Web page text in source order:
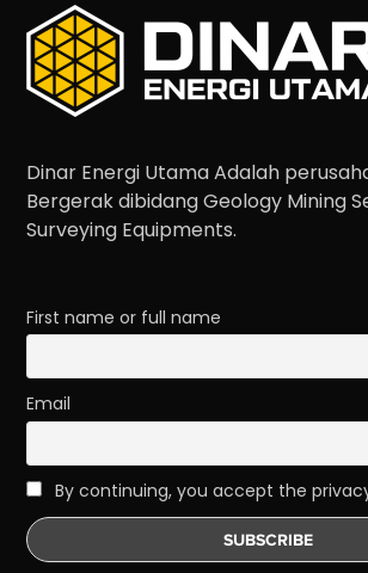
Dinar Energi Utama Adalah
Bergerak dibidang Geology Mining
Surveying Equipments.
First name or full name
Email
By continuing, you accept the